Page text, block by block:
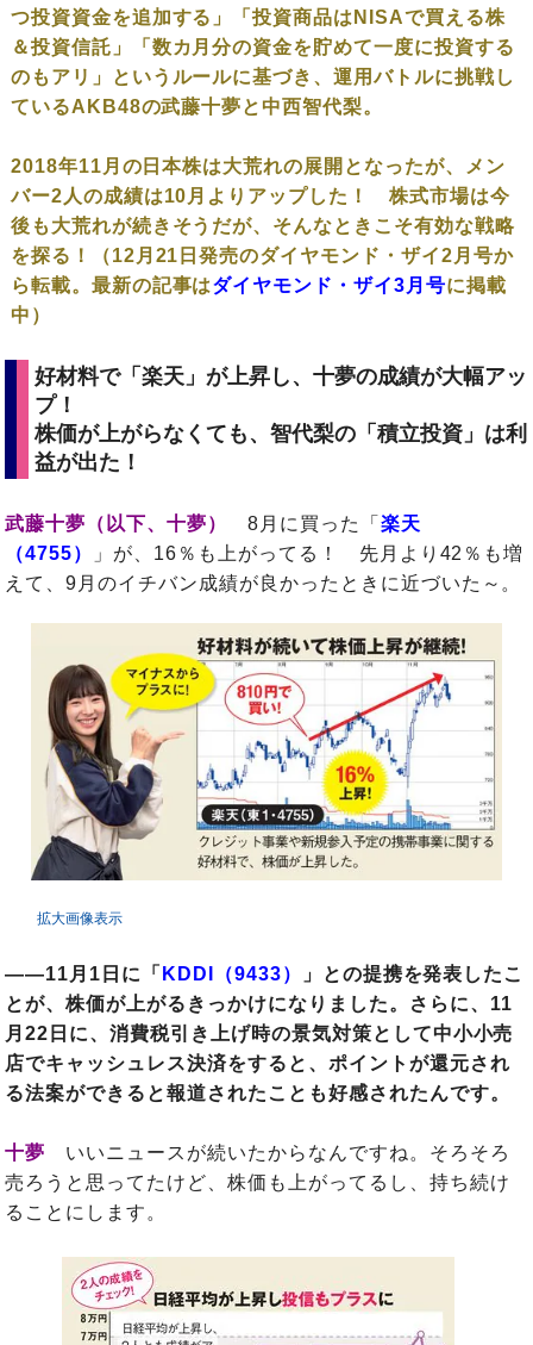
つ投資資金を追加する」「投資商品はNISAで買える株
＆投資信託」「数カ月分の資金を貯めて一度に投資する
のもアリ」というルールに基づき、運用バトルに挑戦し
ているAKB48の武藤十夢と中西智代梨。
2018年11月の日本株は大荒れの展開となったが、メン
バー2人の成績は10月よりアップした！ 株式市場は今
後も大荒れが続きそうだが、そんなときこそ有効な戦略
を探る！（12月21日発売のダイヤモンド・ザイ2月号か
ら転載。最新の記事はダイヤモンド・ザイ3月号に掲載
中）
好材料で「楽天」が上昇し、十夢の成績が大幅アッ
プ！
株価が上がらなくても、智代梨の「積立投資」は利
益が出た！
武藤十夢（以下、十夢） 8月に買った「 楽天
（4755）
」が、16％も上がってる！ 先月より42％も増
えて、9月のイチバン成績が良かったときに近づいた～。
拡大画像表示
――11月1日に「 KDDI（9433）
」との提携を発表したこ
とが、株価が上がるきっかけになりました。さらに、11
月22日に、消費税引き上げ時の景気対策として中小小売
店でキャッシュレス決済をすると、ポイントが還元され
る法案ができると報道されたことも好感されたんです。
十夢 いいニュースが続いたからなんですね。そろそろ
売ろうと思ってたけど、株価も上がってるし、持ち続け
ることにします。